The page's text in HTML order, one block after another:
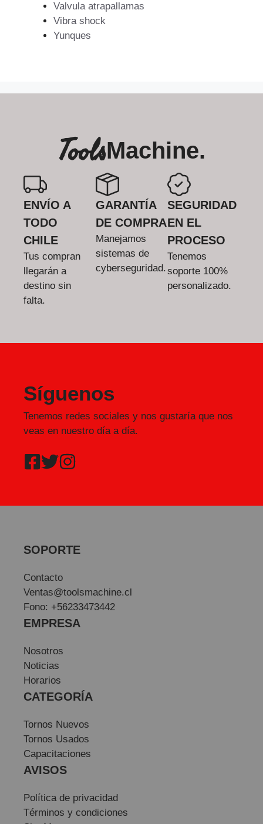
Valvula atrapallamas
Vibra shock
Yunques
ToolsMachine.
ENVÍO A
TODO
CHILE
Tus compran
llegarán a
destino sin
falta.
GARANTÍA
DE COMPRA
Manejamos
sistemas de
cyberseguridad.
SEGURIDAD
EN EL
PROCESO
Tenemos
soporte 100%
personalizado.
Síguenos
Tenemos redes sociales y nos gustaría que nos
veas en nuestro día a día.
SOPORTE
Contacto
Ventas@toolsmachine.cl
Fono: +56233473442
EMPRESA
Nosotros
Noticias
Horarios
CATEGORÍA
Tornos Nuevos
Tornos Usados
Capacitaciones
AVISOS
Política de privacidad
Términos y condiciones